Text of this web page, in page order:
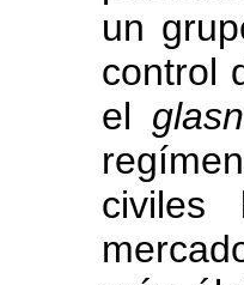
un
control
el
civiles